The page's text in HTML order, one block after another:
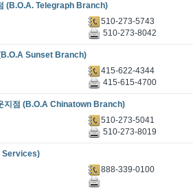
(B.O.A. Telegraph Branch)
510-273-5743
510-273-8042
Sunset Branch)
415-622-4344
415-615-4700
지점 (B.O.A Chinatown Branch)
510-273-5041
510-273-8019
Services)
888-339-0100